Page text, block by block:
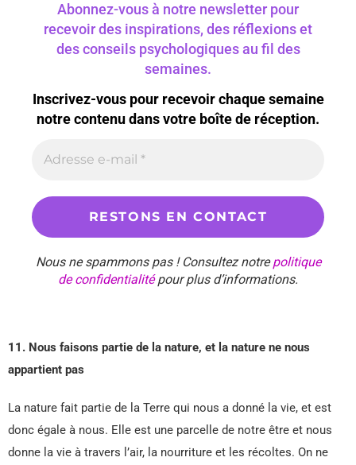
Abonnez-vous à notre newsletter pour
recevoir des inspirations, des réflexions et
des conseils psychologiques au fil des
semaines.
Inscrivez-vous pour recevoir chaque semaine
notre contenu dans votre boîte de réception.
Nous ne spammons pas ! Consultez notrepolitique
de confidentialitépour plus d’informations.
11. Nous faisons partie de la nature, et la nature ne nous
appartient pas
La nature fait partie de la Terre qui nous a donné la vie, et est
donc égale à nous. Elle est une parcelle de notre être et nous
donne la vie à travers l’air, la nourriture et les récoltes. On ne